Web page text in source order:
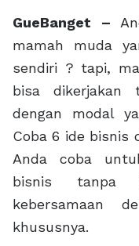
GueBanget –
mamah muda
sendiri ? tapi,
bisa dikerjakan
dengan modal
Coba 6 ide bisnis
Anda coba
bisnis tanpa
kebersamaan
khususnya.